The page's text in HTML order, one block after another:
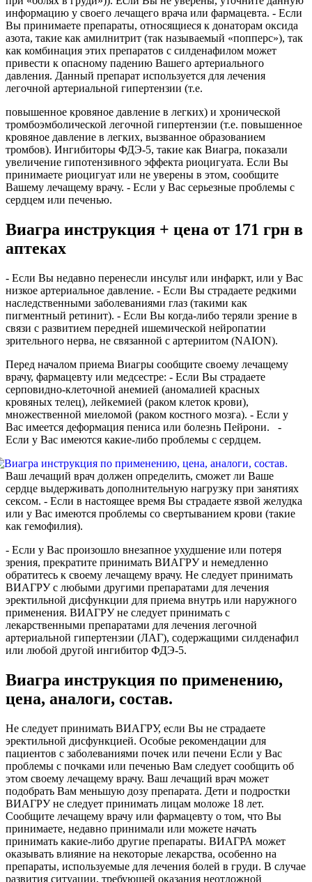
информацию у своего лечащего врача или фармацевта. - Если
Вы принимаете препараты, относящиеся к донаторам оксида
азота, такие как амилнитрит (так называемый «попперс»), так
как комбинация этих препаратов с силденафилом может
привести к опасному падению Вашего артериального
давления. Данный препарат используется для лечения
легочной артериальной гипертензии (т.е.
повышенное кровяное давление в легких) и хронической
тромбоэмболической легочной гипертензии (т.е. повышенное
кровяное давление в легких, вызванное образованием
тромбов). Ингибиторы ФДЭ-5, такие как Виагра, показали
увеличение гипотензивного эффекта риоцигуата. Если Вы
принимаете риоцигуат или не уверены в этом, сообщите
Вашему лечащему врачу. - Если у Вас серьезные проблемы с
сердцем или печенью.
Виагра инструкция + цена от 171 грн в
аптеках
- Если Вы недавно перенесли инсульт или инфаркт, или у Вас
низкое артериальное давление. - Если Вы страдаете редкими
наследственными заболеваниями глаз (такими как
пигментный ретинит). - Если Вы когда-либо теряли зрение в
связи с развитием передней ишемической нейропатии
зрительного нерва, не связанной с артериитом (NAION).
Перед началом приема Виагры сообщите своему лечащему
врачу, фармацевту или медсестре: - Если Вы страдаете
серповидно-клеточной анемией (аномалией красных
кровяных телец), лейкемией (раком клеток крови),
множественной миеломой (раком костного мозга). - Если у
Вас имеется деформация пениса или болезнь Пейрони. -
Если у Вас имеются какие-либо проблемы с сердцем.
Ваш лечащий врач должен определить, сможет ли Ваше
сердце выдерживать дополнительную нагрузку при занятиях
сексом. - Если в настоящее время Вы страдаете язвой желудка
или у Вас имеются проблемы со свертыванием крови (такие
как гемофилия).
- Если у Вас произошло внезапное ухудшение или потеря
зрения, прекратите принимать ВИАГРУ и немедленно
обратитесь к своему лечащему врачу. Не следует принимать
ВИАГРУ с любыми другими препаратами для лечения
эректильной дисфункции для приема внутрь или наружного
применения. ВИАГРУ не следует принимать с
лекарственными препаратами для лечения легочной
артериальной гипертензии (ЛАГ), содержащими силденафил
или любой другой ингибитор ФДЭ-5.
Виагра инструкция по применению,
цена, аналоги, состав.
Не следует принимать ВИАГРУ, если Вы не страдаете
эректильной дисфункцией. Особые рекомендации для
пациентов с заболеваниями почек или печени Если у Вас
проблемы с почками или печенью Вам следует сообщить об
этом своему лечащему врачу. Ваш лечащий врач может
подобрать Вам меньшую дозу препарата. Дети и подростки
ВИАГРУ не следует принимать лицам моложе 18 лет.
Сообщите лечащему врачу или фармацевту о том, что Вы
принимаете, недавно принимали или можете начать
принимать какие-либо другие препараты. ВИАГРА может
оказывать влияние на некоторые лекарства, особенно на
препараты, используемые для лечения болей в груди. В случае
развития ситуации, требующей оказания неотложной